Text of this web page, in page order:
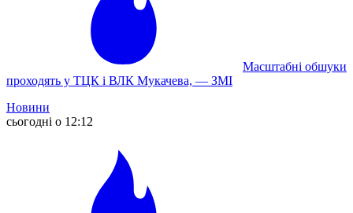
Масштабні обшуки
проходять у ТЦК і ВЛК Мукачева, — ЗМІ
Новини
сьогодні о 12:12